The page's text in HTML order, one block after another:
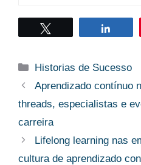
Categorias
Historias de Sucesso
Aprendizado contínuo
threads, especialistas e
carreira
Lifelong learning nas
cultura de aprendizado